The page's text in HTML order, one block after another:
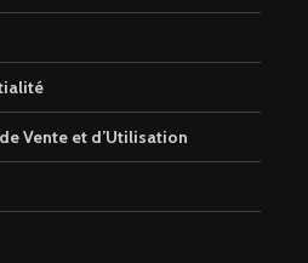
Vente et d’Utilisation